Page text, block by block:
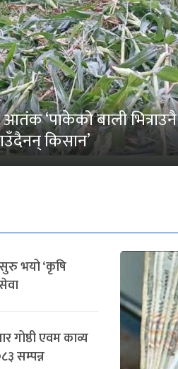
‘पाकेको बाली भित्राउनै
किसान’
भयो ‘कृषि
गोष्ठी एवम काव्य
सम्पन्न